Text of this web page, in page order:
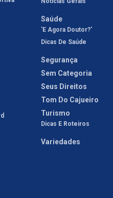
Saúde
'E Agora Doutor?'
Dicas De Saúde
Segurança
Sem Categoria
Seus Direitos
Tom Do Cajueiro
Turismo
Dicas E Roteiros
Variedades